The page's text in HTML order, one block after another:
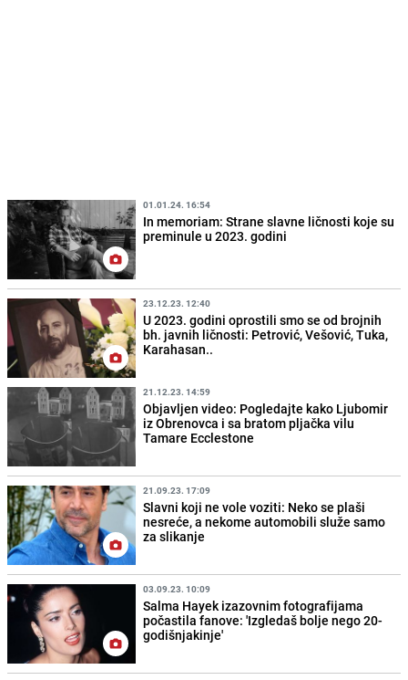
01.01.24. 16:54
In memoriam: Strane slavne ličnosti koje su
preminule u 2023. godini
23.12.23. 12:40
U 2023. godini oprostili smo se od brojnih
bh. javnih ličnosti: Petrović, Vešović, Tuka,
Karahasan..
21.12.23. 14:59
Objavljen video: Pogledajte kako Ljubomir
iz Obrenovca i sa bratom pljačka vilu
Tamare Ecclestone
21.09.23. 17:09
Slavni koji ne vole voziti: Neko se plaši
nesreće, a nekome automobili služe samo
za slikanje
03.09.23. 10:09
Salma Hayek izazovnim fotografijama
počastila fanove: 'Izgledaš bolje nego 20-
godišnjakinje'